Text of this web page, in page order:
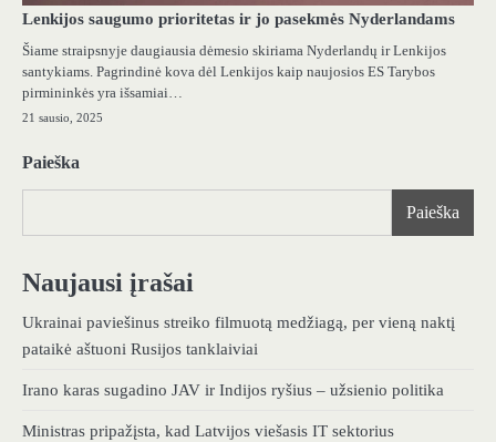
Lenkijos saugumo prioritetas ir jo pasekmės Nyderlandams
Šiame straipsnyje daugiausia dėmesio skiriama Nyderlandų ir Lenkijos
santykiams. Pagrindinė kova dėl Lenkijos kaip naujosios ES Tarybos
pirmininkės yra išsamiai…
21 sausio, 2025
Paieška
Paieška
Naujausi įrašai
Ukrainai paviešinus streiko filmuotą medžiagą, per vieną naktį
pataikė aštuoni Rusijos tanklaiviai
Irano karas sugadino JAV ir Indijos ryšius – užsienio politika
Ministras pripažįsta, kad Latvijos viešasis IT sektorius